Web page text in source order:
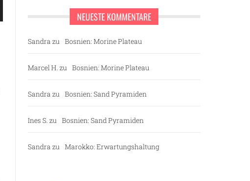
NEUESTE KOMMENTARE
Sandra zu Bosnien: Morine Plateau
Marcel H. zu Bosnien: Morine Plateau
Sandra zu Bosnien: Sand Pyramiden
Ines S. zu Bosnien: Sand Pyramiden
Sandra zu Marokko: Erwartungshaltung